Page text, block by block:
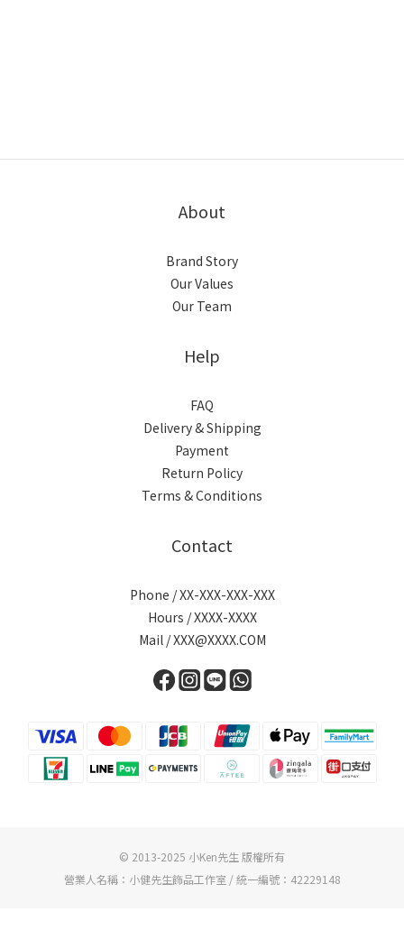
About
Brand Story
Our Values
Our Team
Help
FAQ
Delivery & Shipping
Payment
Return Policy
Terms & Conditions
Contact
Phone / XX-XXX-XXX-XXX
Hours / XXXX-XXXX
Mail / XXX@XXXX.COM
© 2013-2025 小Ken先生 版權所有
營業人名稱：小健先生飾品工作室 / 統一編號：42229148